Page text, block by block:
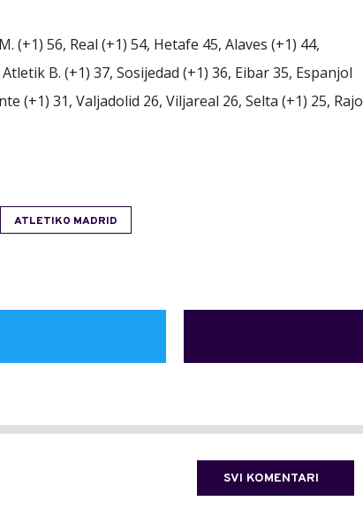
(+1) 56, Real (+1) 54, Hetafe 45, Alaves (+1) 44,
B. (+1) 37, Sosijedad (+1) 36, Eibar 35, Espanjol
(+1) 31, Valjadolid 26, Viljareal 26, Selta (+1) 25, Rajo
ATLETIKO MADRID
SVI KOMENTARI